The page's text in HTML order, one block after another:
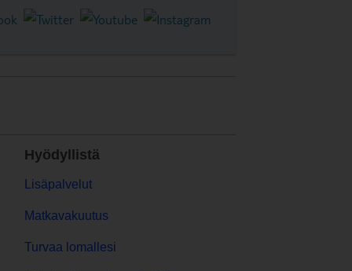
Hyödyllistä
Lisäpalvelut
Matkavakuutus
Turvaa lomallesi